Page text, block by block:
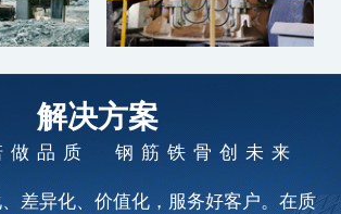
解决方案
做品质 钢筋铁骨创未来
差异化、价值化，服务好客户。在质